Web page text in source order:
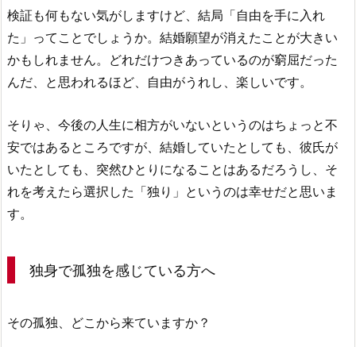
検証も何もない気がしますけど、結局「自由を手に入れ
た」ってことでしょうか。結婚願望が消えたことが大きい
かもしれません。どれだけつきあっているのが窮屈だった
んだ、と思われるほど、自由がうれし、楽しいです。
そりゃ、今後の人生に相方がいないというのはちょっと不
安ではあるところですが、結婚していたとしても、彼氏が
いたとしても、突然ひとりになることはあるだろうし、そ
れを考えたら選択した「独り」というのは幸せだと思いま
す。
独身で孤独を感じている方へ
その孤独、どこから来ていますか？